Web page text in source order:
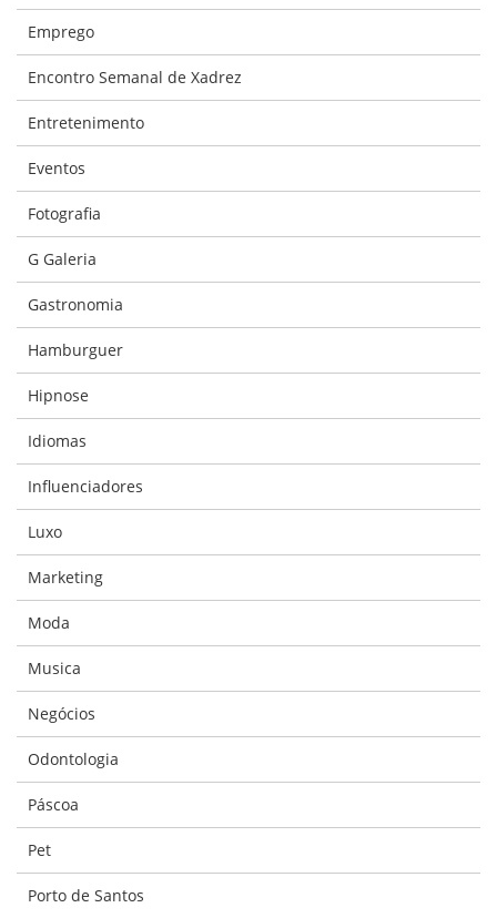
Emprego
Encontro Semanal de Xadrez
Entretenimento
Eventos
Fotografia
G Galeria
Gastronomia
Hamburguer
Hipnose
Idiomas
Influenciadores
Luxo
Marketing
Moda
Musica
Negócios
Odontologia
Páscoa
Pet
Porto de Santos